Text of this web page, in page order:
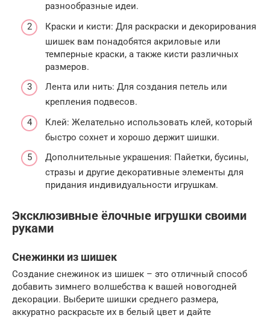
разнообразные идеи.
Краски и кисти: Для раскраски и декорирования
шишек вам понадобятся акриловые или
темперные краски, а также кисти различных
размеров.
Лента или нить: Для создания петель или
крепления подвесов.
Клей: Желательно использовать клей, который
быстро сохнет и хорошо держит шишки.
Дополнительные украшения: Пайетки, бусины,
стразы и другие декоративные элементы для
придания индивидуальности игрушкам.
Эксклюзивные ёлочные игрушки своими
руками
Снежинки из шишек
Создание снежинок из шишек – это отличный способ
добавить зимнего волшебства к вашей новогодней
декорации. Выберите шишки среднего размера,
аккуратно раскрасьте их в белый цвет и дайте